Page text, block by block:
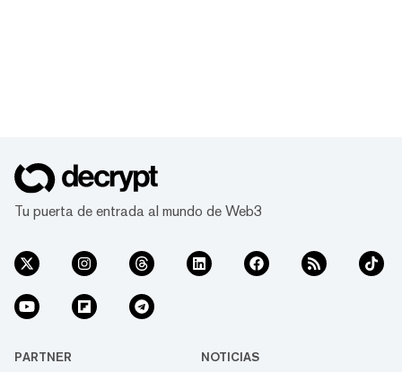
Tu puerta de entrada al mundo de Web3
PARTNER NOTICIAS